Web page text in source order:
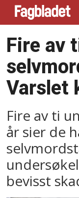
Fire av
Varslet
Fire av ti
år sier de
bevisst